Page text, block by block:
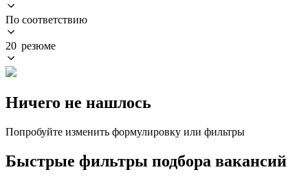
По соответствию
20 резюме
Ничего не нашлось
Попробуйте изменить формулировку или фильтры
Быстрые фильтры подбора вакансий